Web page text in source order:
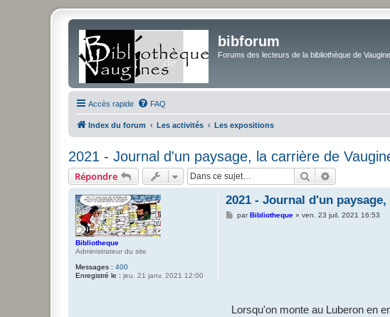
bibforum
Forums des lecteurs de la bibliothèque de
Accès rapide FAQ
Index du forum Les activités Les expositions
2021 - Journal d'un paysage, la carrière de
Répondre Rechercher
Bibliotheque
Administrateur du site
Messages : 400
Enregistré le : jeu. 21 janv. 2021 12:00
2021 - Journal d'un
MparBibliotheque» ven. 23 juil. 2021 16:53
Lorsqu'on monte au Luberon en